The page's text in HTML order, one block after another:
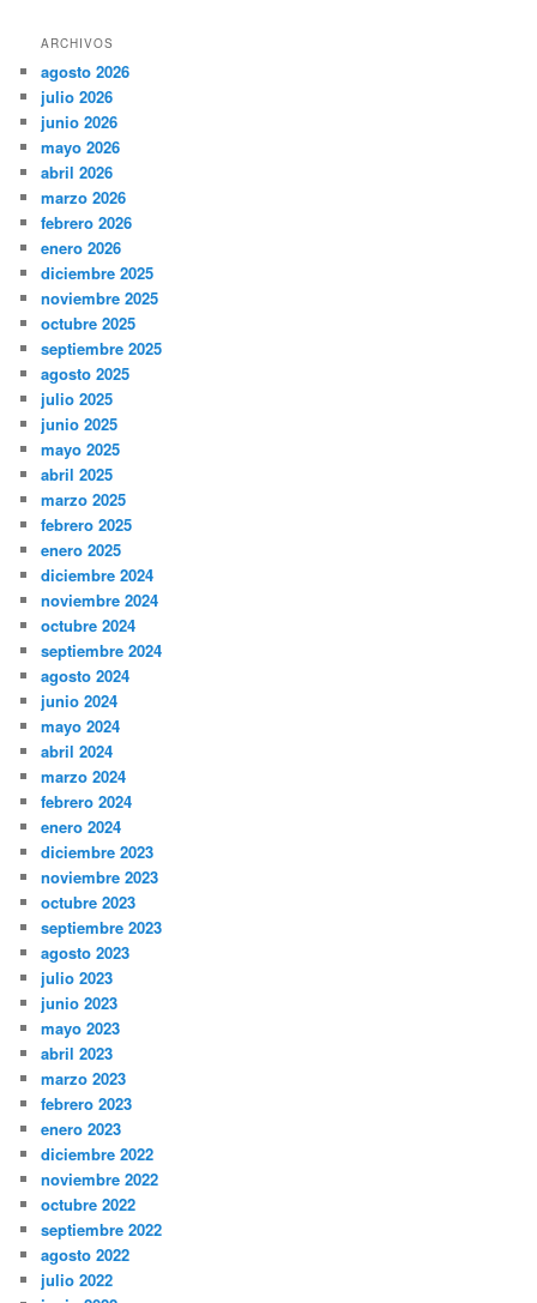
ARCHIVOS
agosto 2026
julio 2026
junio 2026
mayo 2026
abril 2026
marzo 2026
febrero 2026
enero 2026
diciembre 2025
noviembre 2025
octubre 2025
septiembre 2025
agosto 2025
julio 2025
junio 2025
mayo 2025
abril 2025
marzo 2025
febrero 2025
enero 2025
diciembre 2024
noviembre 2024
octubre 2024
septiembre 2024
agosto 2024
junio 2024
mayo 2024
abril 2024
marzo 2024
febrero 2024
enero 2024
diciembre 2023
noviembre 2023
octubre 2023
septiembre 2023
agosto 2023
julio 2023
junio 2023
mayo 2023
abril 2023
marzo 2023
febrero 2023
enero 2023
diciembre 2022
noviembre 2022
octubre 2022
septiembre 2022
agosto 2022
julio 2022